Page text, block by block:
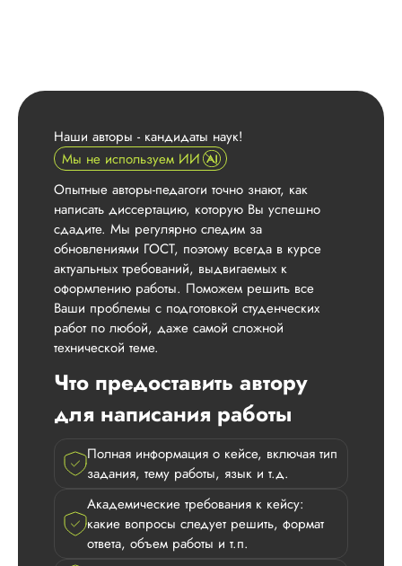
Наши авторы - кандидаты наук!
Мы не используем ИИ
Опытные авторы-педагоги точно знают, как
написать диссертацию, которую Вы успешно
сдадите. Мы регулярно следим за
обновлениями ГОСТ, поэтому всегда в курсе
актуальных требований, выдвигаемых к
оформлению работы. Поможем решить все
Ваши проблемы с подготовкой студенческих
работ по любой, даже самой сложной
технической теме.
Что предоставить автору
для написания работы
Полная информация о кейсе, включая тип
задания, тему работы, язык и т.д.
Академические требования к кейсу:
какие вопросы следует решить, формат
ответа, объем работы и т.п.